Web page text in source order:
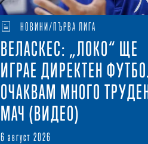
НОВИНИ/ПЪРВА ЛИГА
ВЕЛАСКЕС: „ЛОКО“ ЩЕ
ИГРАЕ ДИРЕКТЕН
ОЧАКВАМ МНОГО
МАЧ (ВИДЕО)
6 август 2026